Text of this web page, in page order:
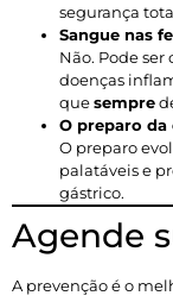
segurança
Sangue nas
Não. Pode ser
doenças
quesempre
O preparo
O preparo
palatáveis e
gástrico.
Agende
A prevenção é o